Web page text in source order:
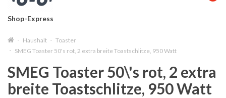
Shop-Express
Haushalt
Toaster
SMEG Toaster 50's rot, 2 extra breite Toastschlitze, 950 Watt
SMEG Toaster 50\'s rot, 2 extra
breite Toastschlitze, 950 Watt